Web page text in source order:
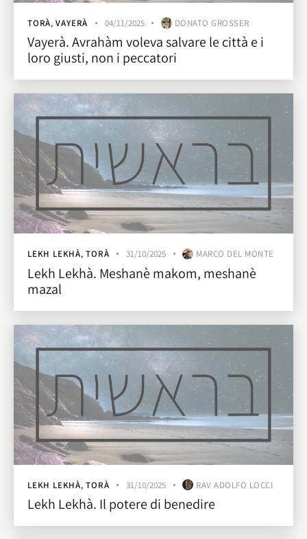
TORÀ,VAYERÀ 04/11/2025 DONATO GROSSER
Vayerà. Avrahàm voleva salvare le città e i
loro giusti, non i peccatori
LEKH LEKHÀ,TORÀ 31/10/2025 MARCO DEL MONTE
Lekh Lekhà. Meshanè makom, meshanè
mazal
LEKH LEKHÀ,TORÀ 31/10/2025 RAV ADOLFO LOCCI
Lekh Lekhà. Il potere di benedire